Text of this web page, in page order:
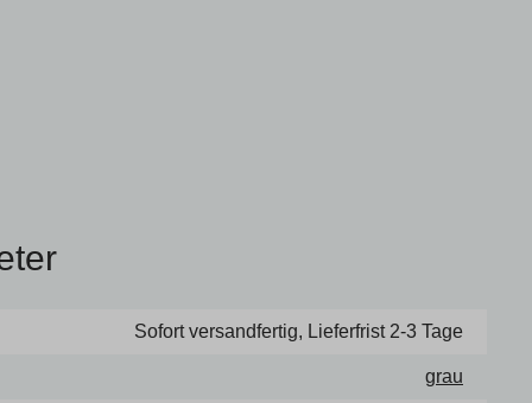
Sofort versandfertig, Lieferfrist 2-3 Tage
grau